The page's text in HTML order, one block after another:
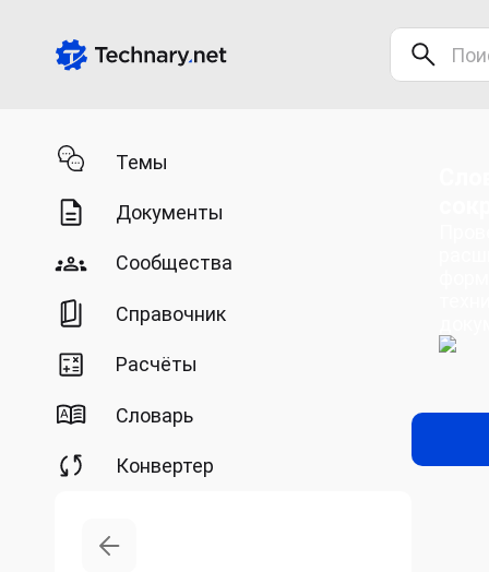
Темы
Документы
Сообщества
Справочник
Расчёты
Словарь
Конвертер